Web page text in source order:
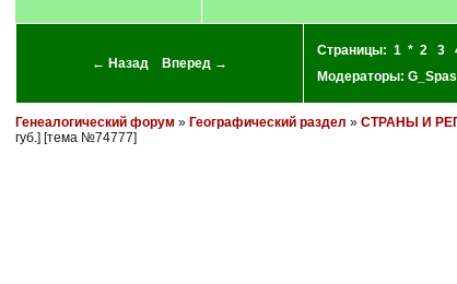
← Назад Вперед →
Страницы: 1 * 2 3
Модераторы:
Генеалогический форум » Географический раздел » СТРАНЫ И
губ.] [тема №74777]